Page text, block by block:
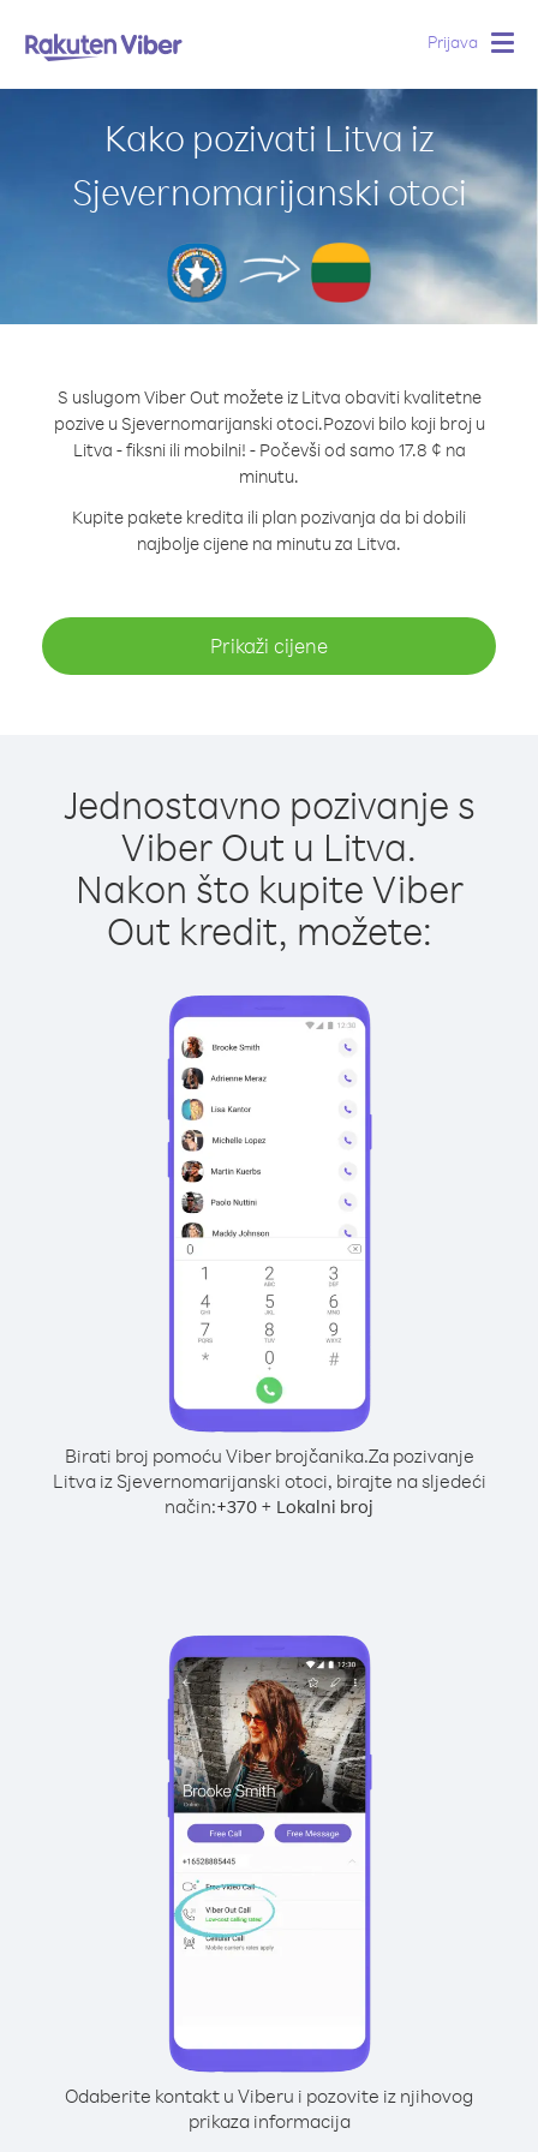
Prijava
Kako pozivati Litva iz
Sjevernomarijanski otoci
S uslugom Viber Out možete iz Litva obaviti kvalitetne
pozive u Sjevernomarijanski otoci.Pozovi bilo koji broj u
Litva - fiksni ili mobilni! - Počevši od samo 17.8 ¢ na
minutu.
Kupite pakete kredita ili plan pozivanja da bi dobili
najbolje cijene na minutu za Litva.
Prikaži cijene
Jednostavno pozivanje s
Viber Out u Litva.
Nakon što kupite Viber
Out kredit, možete:
Birati broj pomoću Viber brojčanika.Za pozivanje
Litva iz Sjevernomarijanski otoci, birajte na sljedeći
način:+370 + Lokalni broj
Odaberite kontakt u Viberu i pozovite iz njihovog
prikaza informacija